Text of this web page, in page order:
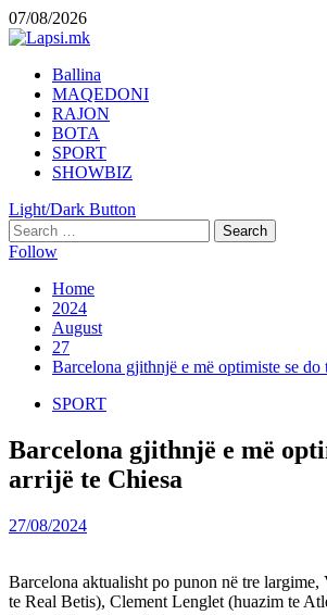
Skip
to
07/08/2026
Primary
Menu
Ballina
MAQEDONI
RAJON
BOTA
SPORT
SHOWBIZ
Light/Dark Button
Search
for:
Follow
Home
2024
August
27
Barcelona gjithnjë e më optimiste se do
SPORT
Barcelona gjithnjë e më
arrijë te Chiesa
27/08/2024
Barcelona aktualisht po punon në tre
te Real Betis), Clement Lenglet (huazim te